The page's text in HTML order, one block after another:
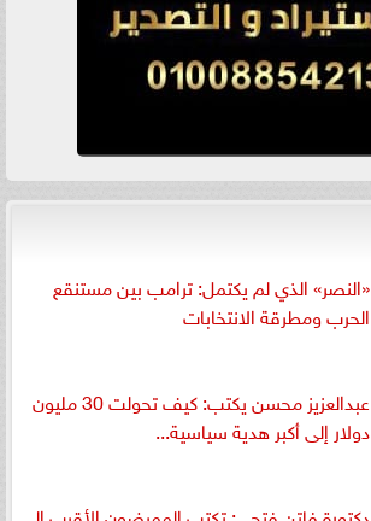
«النصر» الذي لم يكتمل: ترامب بين مستنقع
الحرب ومطرقة الانتخابات
عبدالعزيز محسن يكتب: كيف تحولت 30 مليون
دولار إلى أكبر هدية سياسية...